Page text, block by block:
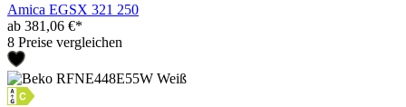
Amica EGSX 321 250
ab 381,06 €*
8 Preise vergleichen